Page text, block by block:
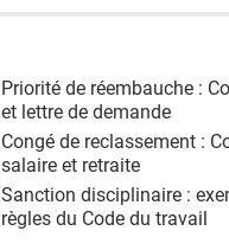
Priorité de réembauche :
et lettre de demande
Congé de reclassement :
salaire et retraite
Sanction disciplinaire :
règles du Code du travail